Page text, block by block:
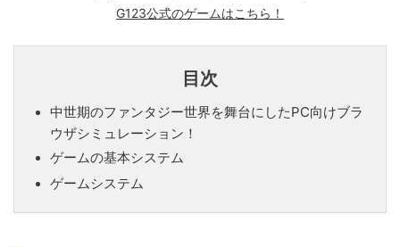
G123公式のゲームはこちら！
目次
中世期のファンタジー世界を舞台にしたPC向けブラ
ウザシミュレーション！
ゲームの基本システム
ゲームシステム